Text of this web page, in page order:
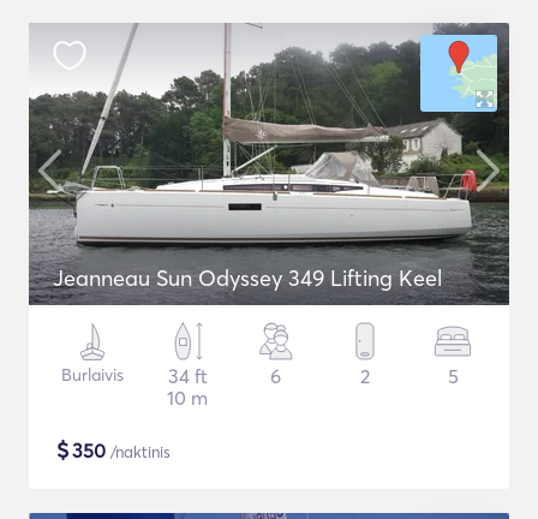
Jeanneau Sun Odyssey 349 Lifting Keel
Burlaivis
34 ft
10 m
6 2 5
$350 /naktinis